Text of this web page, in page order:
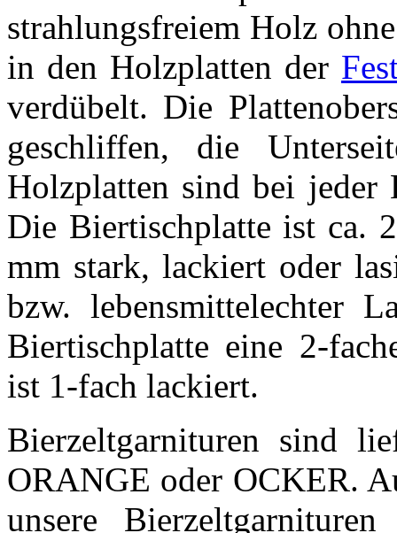
strahlungsfreiem Holz
in den Holzplatten der
verdübelt. Die
geschliffen, die
Holzplatten sind bei jeder
Die Biertischplatte ist ca.
mm stark, lackiert oder
bzw. lebensmittelechter
Biertischplatte eine 2-
ist 1-fach lackiert.
Bierzeltgarnituren sind
ORANGE oder OCKER.
unsere